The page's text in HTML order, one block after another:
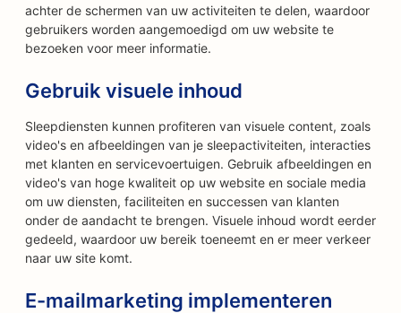
achter de schermen van uw activiteiten te delen, waardoor
gebruikers worden aangemoedigd om uw website te
bezoeken voor meer informatie.
Gebruik visuele inhoud
Sleepdiensten kunnen profiteren van visuele content, zoals
video's en afbeeldingen van je sleepactiviteiten, interacties
met klanten en servicevoertuigen. Gebruik afbeeldingen en
video's van hoge kwaliteit op uw website en sociale media
om uw diensten, faciliteiten en successen van klanten
onder de aandacht te brengen. Visuele inhoud wordt eerder
gedeeld, waardoor uw bereik toeneemt en er meer verkeer
naar uw site komt.
E-mailmarketing implementeren